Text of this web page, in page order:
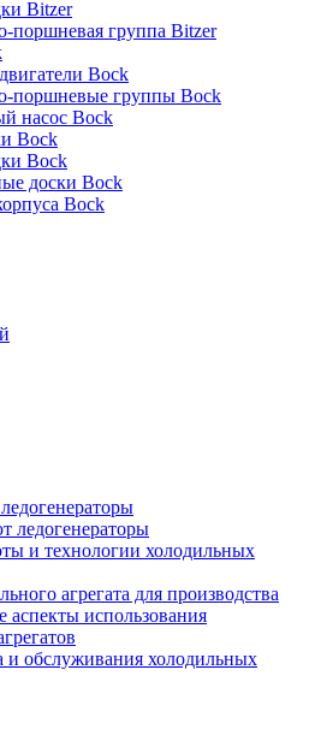
Bitzer
поршневая группа Bitzer
Bock
поршневые группы Bock
насос Bock
Bock
Bock
доски Bock
Bock
ледогенераторы
и технологии холодильных
агрегата для производства
аспекты использования
и обслуживания холодильных